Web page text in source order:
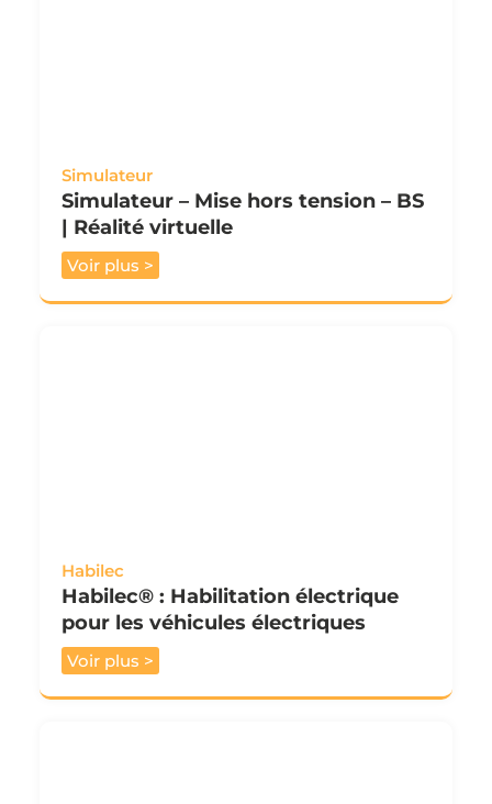
Simulateur
Simulateur – Mise hors tension – BS
| Réalité virtuelle
Voir plus >
Habilec
Habilec® : Habilitation électrique
pour les véhicules électriques
Voir plus >